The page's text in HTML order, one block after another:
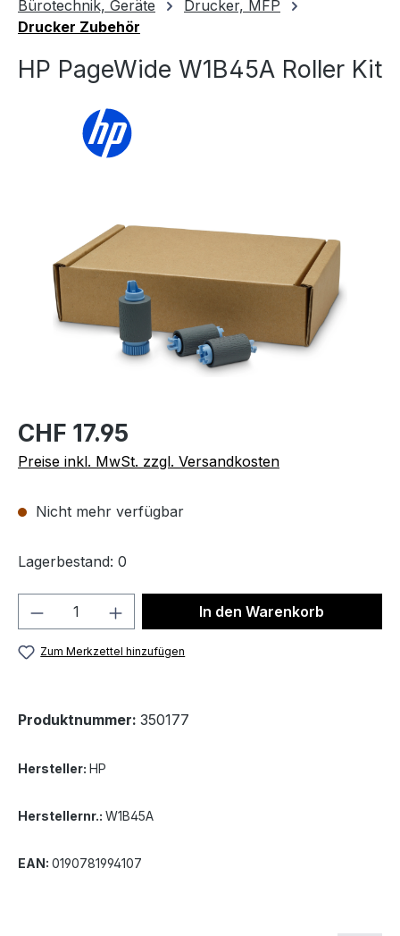
Bürotechnik, Geräte
Drucker, MFP
Drucker Zubehör
HP PageWide W1B45A Roller Kit
CHF 17.95
Preise inkl. MwSt. zzgl. Versandkosten
Nicht mehr verfügbar
Lagerbestand: 0
Produkt Anzahl: Gib denIn den Warenkorb
Zum Merkzettel hinzufügen
Produktnummer: 350177
Hersteller: HP
Herstellernr.: W1B45A
EAN: 0190781994107